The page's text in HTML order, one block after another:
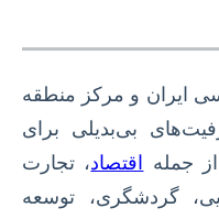
ایران و مرکز منطقه
بی‌بدیلی برای
جمله
اقتصاد، تجارت
گردشگری، توسعه